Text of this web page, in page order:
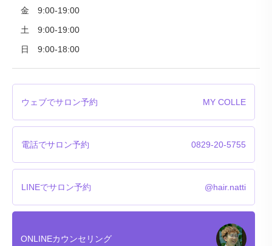
金 9:00-19:00
土 9:00-19:00
日 9:00-18:00
ウェブでサロン予約 MY COLLE
電話でサロン予約 0829-20-5755
LINEでサロン予約 @hair.natti
ONLINEカウンセリング